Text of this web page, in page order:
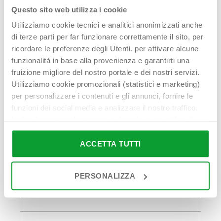
Questo sito web utilizza i cookie
Utilizziamo cookie tecnici e analitici anonimizzati anche
di terze parti per far funzionare correttamente il sito, per
ricordare le preferenze degli Utenti. per attivare alcune
funzionalità in base alla provenienza e garantirti una
fruizione migliore del nostro portale e dei nostri servizi.
Utilizziamo cookie promozionali (statistici e marketing)
per personalizzare i contenuti e gli annunci, fornire le
funzioni dei social media e analizzare il nostro traffico.
nostro sito ai nostri partner che si occupano di analisi dei
dati web, pubblicità e social media, i quali potrebbero
combinarle con altre informazioni che hai fornito loro o
Cliccando su “PERSONALIZZA“ potrai scegliere quali
cookie potranno essere implementati ad esclusione di
sito. Cliccando su “ACCETTA TUTTI” invece accetterai di
ACCETTA TUTTI
PERSONALIZZA
Hai bisogno di
aiuto?
Contattaci!